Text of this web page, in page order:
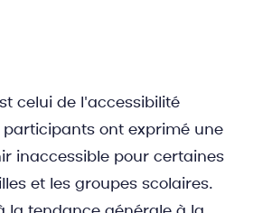
celui de l'accessibilité
ont exprimé une
inaccessible pour certaines
et les groupes scolaires.